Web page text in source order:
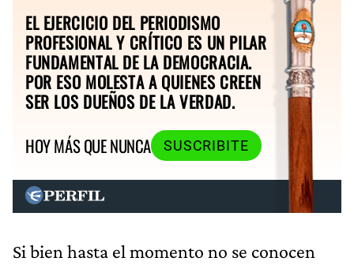
EL EJERCICIO DEL PERIODISMO
PROFESIONAL Y CRÍTICO ES UN PILAR
FUNDAMENTAL DE LA DEMOCRACIA.
POR ESO MOLESTA A QUIENES CREEN
SER LOS DUEÑOS DE LA VERDAD.
HOY MÁS QUE NUNCA
SUSCRIBITE
Si bien hasta el momento no se conocen